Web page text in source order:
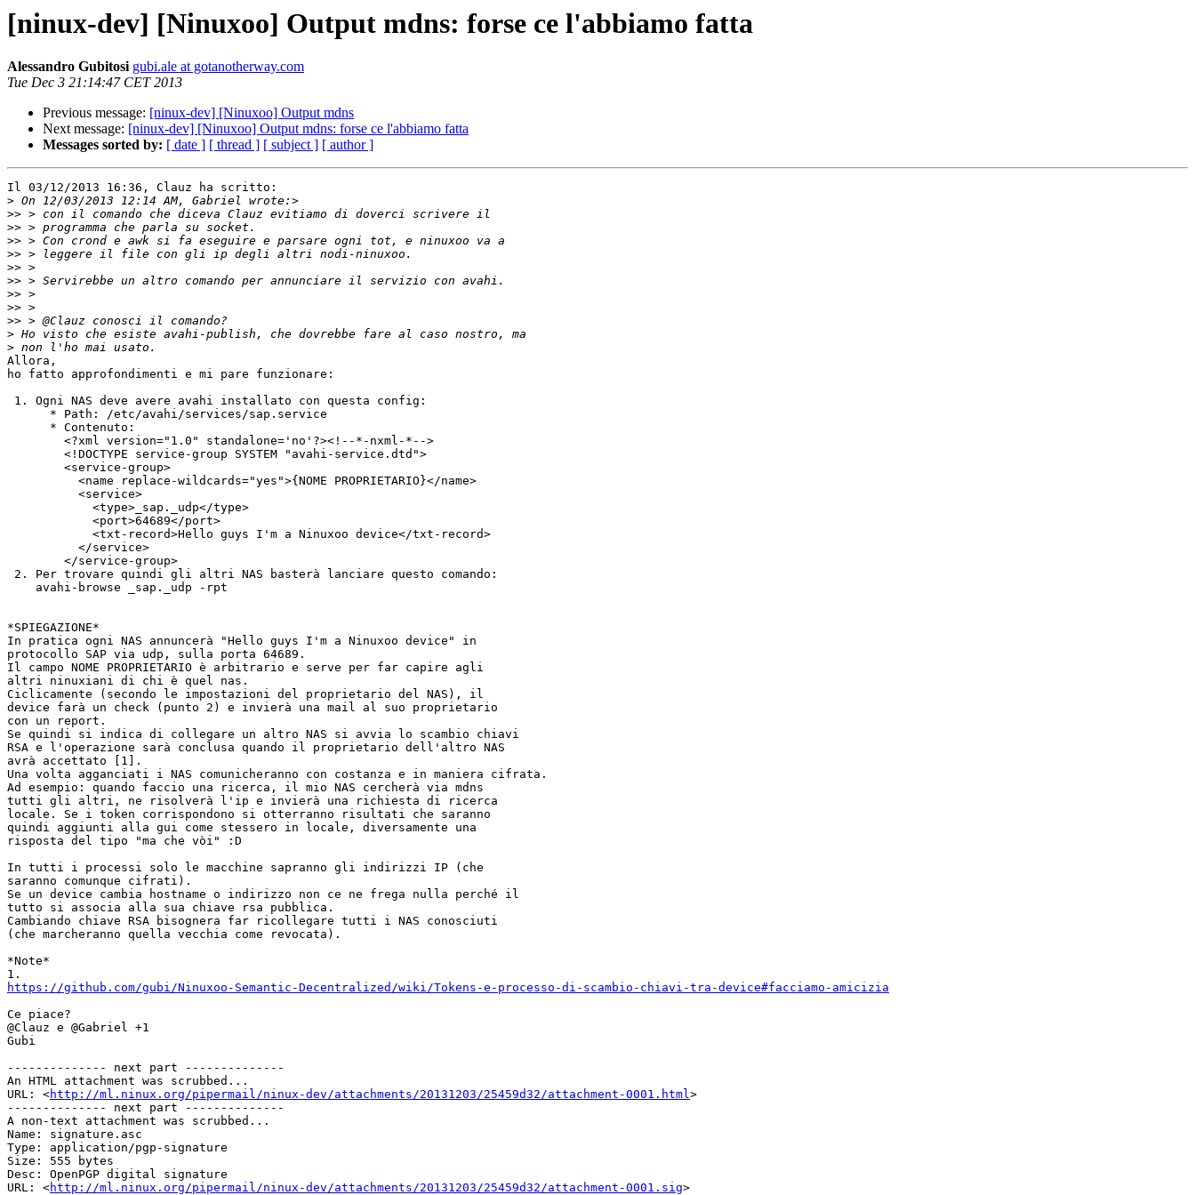
[ninux-dev] [Ninuxoo] Output mdns: forse ce l'abbiamo fatta
Alessandro Gubitosi gubi.ale at gotanotherway.com
Tue Dec 3 21:14:47 CET 2013
Previous message: [ninux-dev] [Ninuxoo] Output mdns
Next message: [ninux-dev] [Ninuxoo] Output mdns: forse ce l'abbiamo fatta
Messages sorted by: [ date ] [ thread ] [ subject ] [ author ]
Il 03/12/2013 16:36, Clauz ha scritto:
>
>>
>>
>>
>>
>>
>>
>>
>>
>>
>
>
Allora,
ho fatto approfondimenti e mi pare funzionare:
1. Ogni NAS deve avere avahi installato con questa config:
      * Path: /etc/avahi/services/sap.service
      * Contenuto:
        <?xml version="1.0" standalone='no'?><!--*-nxml-*-->
        <!DOCTYPE service-group SYSTEM "avahi-service.dtd">
        <service-group>
          <name replace-wildcards="yes">{NOME PROPRIETARIO}</name>
          <service>
            <type>_sap._udp</type>
            <port>64689</port>
            <txt-record>Hello guys I'm a Ninuxoo device</txt-record>
          </service>
        </service-group>
2. Per trovare quindi gli altri NAS basterà lanciare questo comando:
    avahi-browse _sap._udp -rpt
*SPIEGAZIONE*
In pratica ogni NAS annuncerà "Hello guys I'm a Ninuxoo device" in
protocollo SAP via udp, sulla porta 64689.
Il campo NOME PROPRIETARIO è arbitrario e serve per far capire agli
altri ninuxiani di chi è quel nas.
Ciclicamente (secondo le impostazioni del proprietario del NAS), il
device farà un check (punto 2) e invierà una mail al suo proprietario
con un report.
Se quindi si indica di collegare un altro NAS si avvia lo scambio chiavi
RSA e l'operazione sarà conclusa quando il proprietario dell'altro NAS
avrà accettato [1].
Una volta agganciati i NAS comunicheranno con costanza e in maniera cifrata.
Ad esempio: quando faccio una ricerca, il mio NAS cercherà via mdns
tutti gli altri, ne risolverà l'ip e invierà una richiesta di ricerca
locale. Se i token corrispondono si otterranno risultati che saranno
quindi aggiunti alla gui come stessero in locale, diversamente una
risposta del tipo "ma che vòi" :D
In tutti i processi solo le macchine sapranno gli indirizzi IP (che
saranno comunque cifrati).
Se un device cambia hostname o indirizzo non ce ne frega nulla perché il
tutto si associa alla sua chiave rsa pubblica.
Cambiando chiave RSA bisognera far ricollegare tutti i NAS conosciuti
(che marcheranno quella vecchia come revocata).
*Note*
https://github.com/gubi/Ninuxoo-Semantic-Decentralized/wiki/Tokens-e-processo-di-scambio-chiavi-tra-device#facciamo-amicizia
Ce piace?
@Clauz e @Gabriel +1
Gubi
-------------- next part --------------
An HTML attachment was scrubbed...
URL: <http://ml.ninux.org/pipermail/ninux-dev/attachments/20131203/25459d32/attachment-0001.html>
-------------- next part --------------
A non-text attachment was scrubbed...
Name: signature.asc
Type: application/pgp-signature
Size: 555 bytes
Desc: OpenPGP digital signature
URL: <http://ml.ninux.org/pipermail/ninux-dev/attachments/20131203/25459d32/attachment-0001.sig